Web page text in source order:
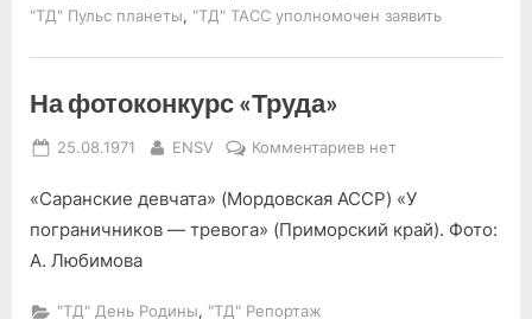
"ТД" Пульс планеты, "ТД" ТАСС уполномочен заявить
На фотоконкурс «Труда»
Posted
25.08.1971 By
ENSV Комментариевк
На
фотоконкурс
нет
«Саранские девчата» (Мордовская АССР) «У
пограничников — тревога» (Приморский край). Фото:
А. Любимова
"ТД" День Родины, "ТД" Репортаж